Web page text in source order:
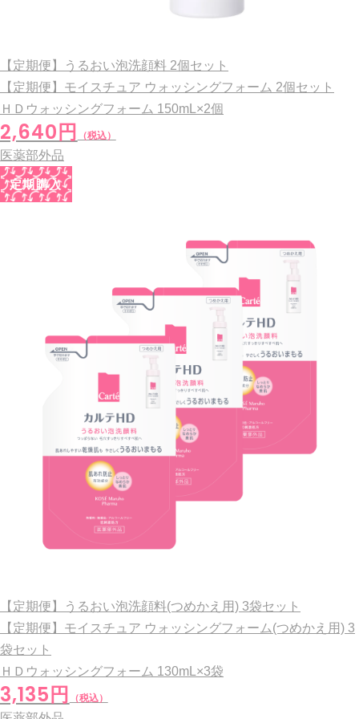
【定期便】うるおい泡洗顔料 2個セット
【定期便】モイスチュア ウォッシングフォーム 2個セット
ＨＤウォッシングフォーム 150mL×2個
2,640円 （税込）
医薬部外品
定期購入
【定期便】うるおい泡洗顔料(つめかえ用) 3袋セット
【定期便】モイスチュア ウォッシングフォーム(つめかえ用) 3
袋セット
ＨＤウォッシングフォーム 130mL×3袋
3,135円 （税込）